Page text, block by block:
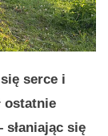
serce i
ostatnie
się